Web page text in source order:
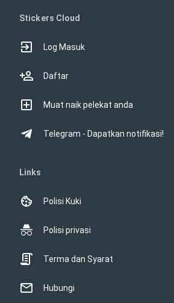
Stickers Cloud
Log Masuk
Daftar
Muat naik pelekat anda
Telegram - Dapatkan notifikasi!
Links
Polisi Kuki
Polisi privasi
Terma dan Syarat
Hubungi